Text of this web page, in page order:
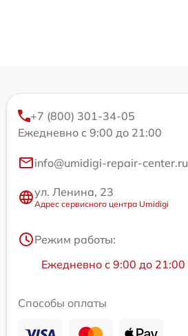
+7 (800) 301-34-05
Ежедневно с 9:00 до 21:00
info@umidigi-repair-center.ru
ул. Ленина, 23
Адрес сервисного центра Umidigi
Режим работы:
Ежедневно с 9:00 до 21:00
Способы оплаты